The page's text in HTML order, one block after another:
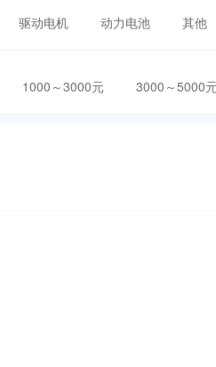
驱动电机 动力电池 其他
1000～3000元 3000～5000